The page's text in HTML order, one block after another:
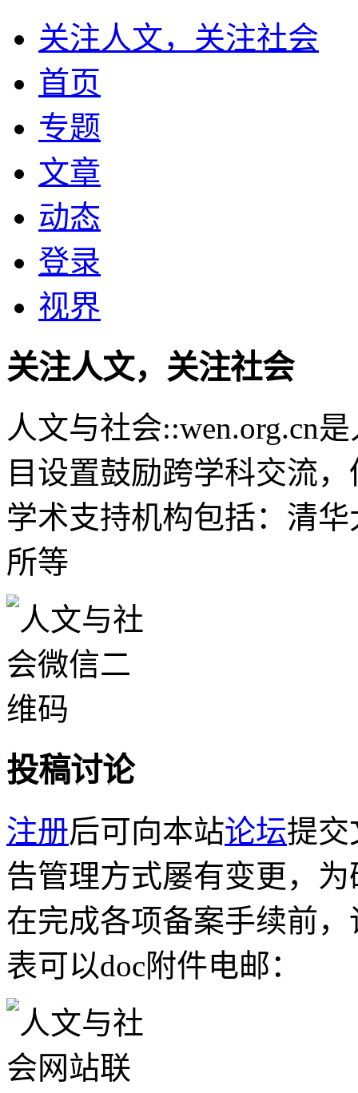
关注人文，关注社会
首页
专题
文章
动态
登录
视界
关注人文，关注社会
人文与社会::wen.org.cn
目设置鼓励跨学科交流
学术支持机构包括：清
所等
投稿讨论
注册后可向本站论坛提交
告管理方式屡有变更，
在完成各项备案手续前
表可以doc附件电邮：